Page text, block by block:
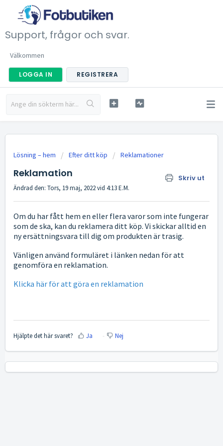
Support, frågor och svar.
Välkommen
LOGGA IN REGISTRERA
Lösning – hem Efter ditt köp Reklamationer
Reklamation Skriv ut
Ändrad den: Tors, 19 maj, 2022 vid 4:13 E.M.
Om du har fått hem en eller flera varor som inte fungerar
som de ska, kan du reklamera ditt köp. Vi skickar alltid en
ny ersättningsvara till dig om produkten är trasig.
Vänligen använd formuläret i länken nedan för att
genomföra en reklamation.
Klicka här för att göra en reklamation
Hjälpte det här svaret? Ja Nej